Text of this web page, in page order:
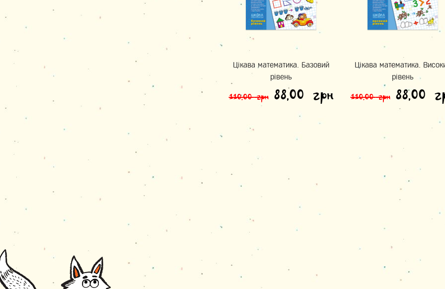
Цікава математика. Базовий
рівень
110,00грн Оригінальна ціна:
88,00 грнПоточна ціна:
Цікава математика.
рівень
110,00грн 88,00